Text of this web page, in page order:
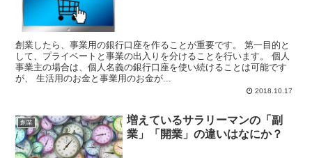
創業したら、事業用の銀行口座を作ることが重要です。 第一目的と
して、プライベートと事業の出入りを分けることを行います。 個人
事業主の場合は、個人名義の銀行口座を使い続けることは可能です
が、 生活用のお金と事業用のお金が...
2018.10.17
創業
増えているサラリーマンの「副
業」「開業」の違いはなにか？